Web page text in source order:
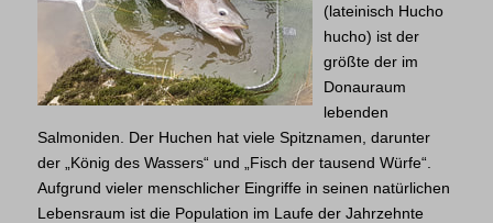
(lateinisch Hucho
hucho) ist der
größte der im
Donauraum
lebenden
Salmoniden. Der Huchen hat viele Spitznamen, darunter
der „König des Wassers“ und „Fisch der tausend Würfe“.
Aufgrund vieler menschlicher Eingriffe in seinen natürlichen
Lebensraum ist die Population im Laufe der Jahrzehnte